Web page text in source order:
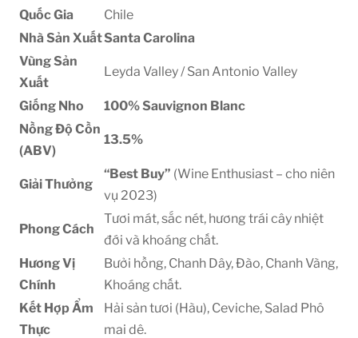
Quốc Gia
Chile
Nhà Sản XuấtSanta Carolina
Vùng Sản
Xuất
Leyda Valley / San Antonio Valley
Giống Nho
100% Sauvignon Blanc
Nồng Độ Cồn
(ABV)
13.5%
Giải Thưởng
“Best Buy” (Wine Enthusiast – cho niên
vụ 2023)
Phong Cách
Tươi mát, sắc nét, hương trái cây nhiệt
đới và khoáng chất.
Hương Vị
Chính
Bưởi hồng, Chanh Dây, Đào, Chanh Vàng,
Khoáng chất.
Kết Hợp Ẩm
Thực
Hải sản tươi (Hàu), Ceviche, Salad Phô
mai dê.